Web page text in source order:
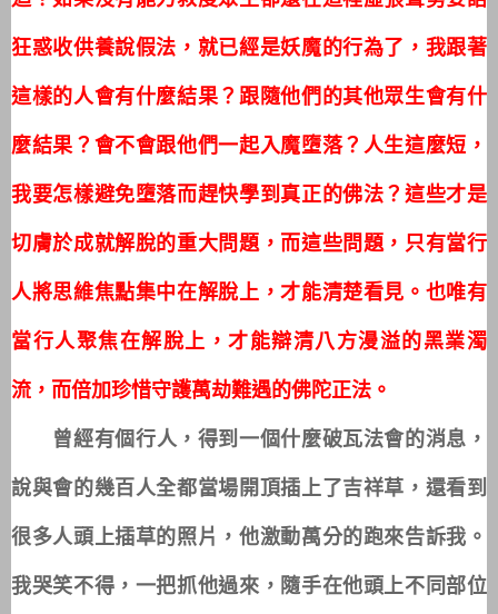
狂惑收供養說假法，就已經是妖魔的行為了，我跟著
這樣的人會有什麼結果？跟隨他們的其他眾生會有什
麼結果？會不會跟他們一起入魔墮落？人生這麼短，
我要怎樣避免墮落而趕快學到真正的佛法？這些才是
切膚於成就解脫的重大問題，而這些問題，只有當行
人將思維焦點集中在解脫上，才能清楚看見。也唯有
當行人聚焦在解脫上，才能辯清八方漫溢的黑業濁
流，而倍加珍惜守護萬劫難遇的佛陀正法。
曾經有個行人，得到一個什麼破瓦法會的消息，
說與會的幾百人全都當場開頂插上了吉祥草，還看到
很多人頭上插草的照片，他激動萬分的跑來告訴我。
我哭笑不得，一把抓他過來，隨手在他頭上不同部位